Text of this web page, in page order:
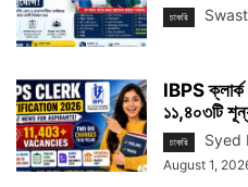
চাকরি
IBPS ক্লার্ক
১১,৪০৩টি
চাকরি Syed
August 1,